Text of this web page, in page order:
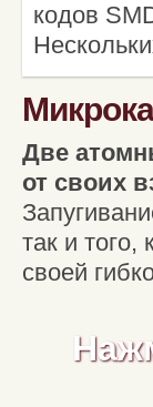
кодов
Две
от своих
так и того,
своей